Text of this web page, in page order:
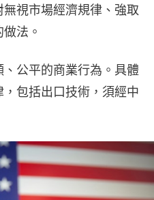
視市場經濟規律、強取
法。
公平的商業行為。具體
包括出口技術，須經中